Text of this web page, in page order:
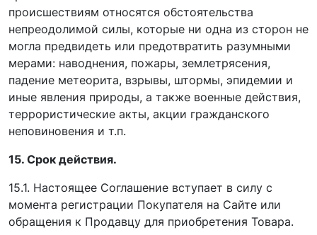
происшествиям относятся обстоятельства
непреодолимой силы, которые ни одна из сторон не
могла предвидеть или предотвратить разумными
мерами: наводнения, пожары, землетрясения,
падение метеорита, взрывы, штормы, эпидемии и
иные явления природы, а также военные действия,
террористические акты, акции гражданского
неповиновения и т.п.
15. Срок действия.
15.1. Настоящее Соглашение вступает в силу с
момента регистрации Покупателя на Сайте или
обращения к Продавцу для приобретения Товара.